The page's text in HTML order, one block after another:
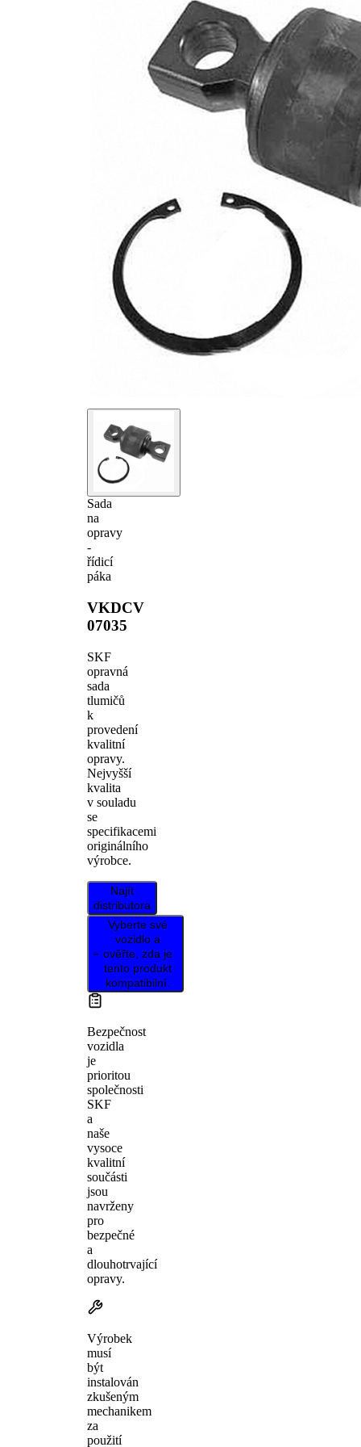
Sada
na
opravy
-
řídicí
páka
VKDCV
07035
SKF
opravná
sada
tlumičů
k
provedení
kvalitní
opravy.
Nejvyšší
kvalita
v souladu
se
specifikacemi
originálního
výrobce.
Najít
distributora
Vyberte své
vozidlo a
ověřte, zda je
tento produkt
kompatibilní.
Bezpečnost
vozidla
je
prioritou
společnosti
SKF
a
naše
vysoce
kvalitní
součásti
jsou
navrženy
pro
bezpečné
a
dlouhotrvající
opravy.
Výrobek
musí
být
instalován
zkušeným
mechanikem
za
použití
21 mm
85 mm